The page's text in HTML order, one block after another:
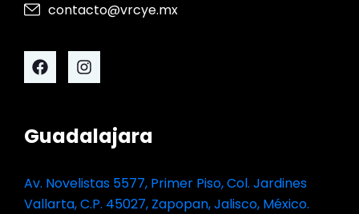
contacto@vrcye.mx
Guadalajara
Av. Novelistas 5577, Primer Piso, Col. Jardines
Vallarta, C.P. 45027, Zapopan, Jalisco, México.